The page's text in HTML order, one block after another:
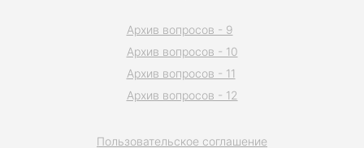
Пользовательское соглашение
Архив вопросов - 9
Архив вопросов - 10
Архив вопросов - 11
Архив вопросов - 12